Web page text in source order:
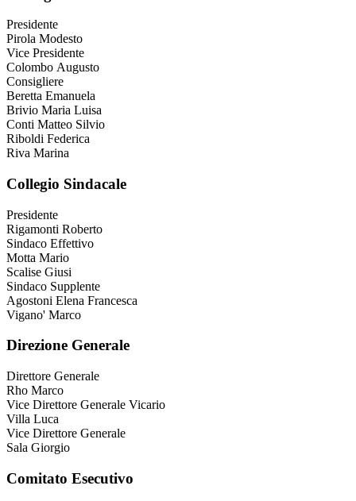
Presidente
Pirola Modesto
Vice Presidente
Colombo Augusto
Consigliere
Beretta Emanuela
Brivio Maria Luisa
Conti Matteo Silvio
Riboldi Federica
Riva Marina
Collegio Sindacale
Presidente
Rigamonti Roberto
Sindaco Effettivo
Motta Mario
Scalise Giusi
Sindaco Supplente
Agostoni Elena Francesca
Vigano' Marco
Direzione Generale
Direttore Generale
Rho Marco
Vice Direttore Generale Vicario
Villa Luca
Vice Direttore Generale
Sala Giorgio
Comitato Esecutivo